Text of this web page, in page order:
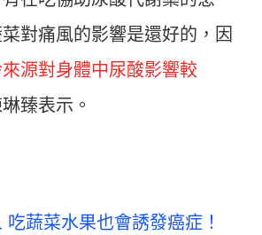
對痛風的影響是還好的，因
源對身體中尿酸影響較
臻表示。
蔬菜水果也會誘發癌症！